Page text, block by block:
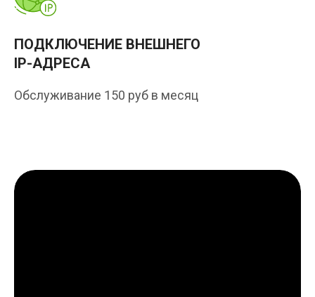
ПОДКЛЮЧЕНИЕ ВНЕШНЕГО
IP-АДРЕСА
Обслуживание 150 руб в месяц